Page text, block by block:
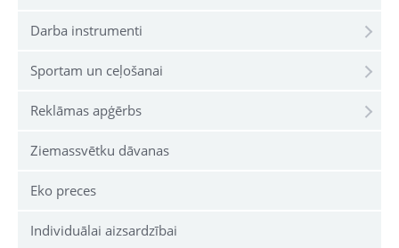
Darba instrumenti
Sportam un ceļošanai
Reklāmas apģērbs
Ziemassvētku dāvanas
Eko preces
Individuālai aizsardzībai